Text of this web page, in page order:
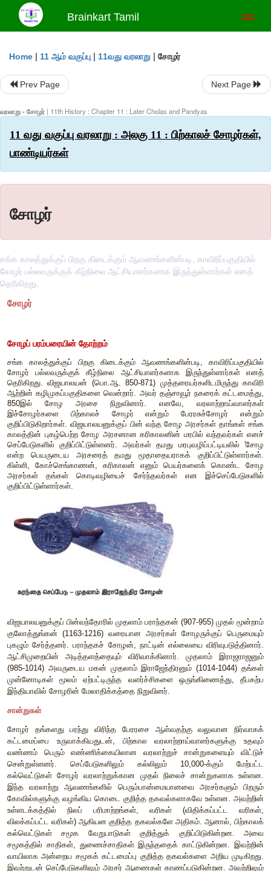
Brainkart Tamil
Home | 11 ஆம் வகுப்பு | 11வது வரலாறு | சோழர்
Prev Page Next Page
வரலாறு - சோழர் | 11th History : Chapter 11 : Later Cholas and Pandyas
11 வது வகுப்பு வரலாறு : அலகு 11 : பிற்காலச் சோழர்கள்,
பாண்டியர்கள்
சோழர்
சங்க காலத்துக்குப் பிறகு கிடைக்கும் ஆவணங்களின்படி, காவிரிப்பகுதியில்
சோழர் பல்லவருக்குக் கீழ்நிலை ஆட்சியாளர்களாக இருந்துள்ளார்கள் எனத்
தெரிகிறது.
சோழர்
சோழப் பரம்பரையின் தோற்றம்
சங்க காலத்துக்குப் பிறகு கிடைக்கும் ஆவணங்களின்படி,
சோழர் பல்லவருக்குக் கீழ்நிலை ஆட்சியாளர்களாக
தெரிகிறது. விஜயாலயன் (பொ.ஆ. 850-871)
ஆற்றின் கழிமுகப்பகுதிகளை வென்றார். அவர் தஞ்சாவூர்
850இல் சோழ அரசை நிறுவினார். எனவே,
இச்சோழர்களை பிற்காலச் சோழர் என்றும்
குறிப்பிடுகிறார்கள். விஜயாலயனுக்குப் பின் வந்த சோழ
காலத்தின் புகழ்பெற்ற சோழ அரசனான கரிகாலனின் மரபில்
செப்பேடுகளில் குறிப்பிட்டுள்ளனர். அவர்கள் தமது
என்ற பெயருடைய அரசரைத் தமது மூதாதையராகக்
கிள்ளி, கோச்செங்காணன், கரிகாலன் எனும்
அரசர்கள் தங்கள் கொடிவழியைச் சேர்ந்தவர்கள் என
விஜயாலயனுக்குப் பின்வந்தோரில் முதலாம் பராந்தகன் (907-955)
குலோத்துங்கன் (1163-1216) வரையான அரசர்கள்
புகழும் சேர்த்தனர். பராந்தகச் சோழன், நாட்டின் எல்லையை
ஆட்சிமுறையின் அடித்தளத்தையும் விரிவாக்கினார். முதலாம்
(985-1014) அவருடைய மகன் முதலாம் இராஜேந்திரனும்
முன்னோடிகள் மூலம் ஏற்பட்டிருந்த வளர்ச்சிகளை
இந்தியாவில் சோழரின் மேலாதிக்கத்தை நிறுவினர்.